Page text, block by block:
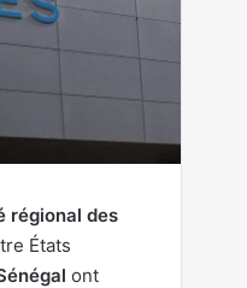
régional des
États
ont